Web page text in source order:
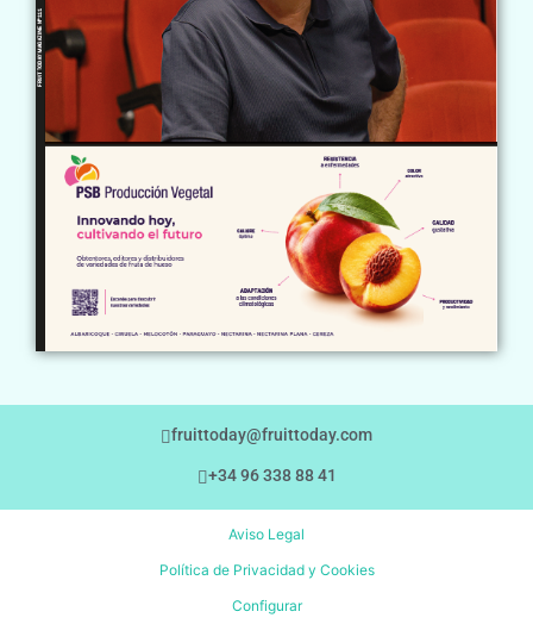
fruittoday@fruittoday.com
+34 96 338 88 41
Aviso Legal
Política de Privacidad y Cookies
Configurar